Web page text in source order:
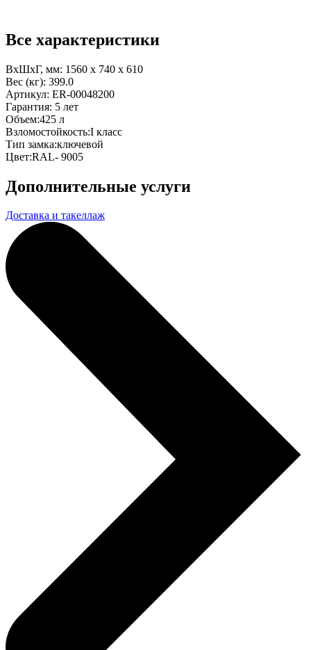
Все характеристики
ВхШхГ, мм: 1560 x 740 x 610
Вес (кг): 399.0
Артикул: ER-00048200
Гарантия: 5 лет
Объем:425 л
Взломостойкость:I класс
Тип замка:ключевой
Цвет:RAL- 9005
Дополнительные услуги
Доставка и такеллаж